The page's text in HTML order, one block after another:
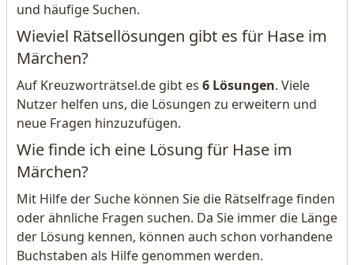
und häufige Suchen.
Wieviel Rätsellösungen gibt es für Hase im
Märchen?
Auf Kreuzworträtsel.de gibt es 6 Lösungen. Viele
Nutzer helfen uns, die Lösungen zu erweitern und
neue Fragen hinzuzufügen.
Wie finde ich eine Lösung für Hase im
Märchen?
Mit Hilfe der Suche können Sie die Rätselfrage finden
oder ähnliche Fragen suchen. Da Sie immer die Länge
der Lösung kennen, können auch schon vorhandene
Buchstaben als Hilfe genommen werden.